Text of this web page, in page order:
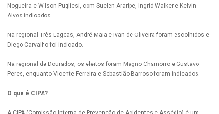
Nogueira e Wilson Pugliesi, com Suelen Araripe, Ingrid Walker e Kelvin
Alves indicados.
Na regional Três Lagoas, André Maia e Ivan de Oliveira foram escolhidos e
Diego Carvalho foi indicado.
Na regional de Dourados, os eleitos foram Magno Chamorro e Gustavo
Peres, enquanto Vicente Ferreira e Sebastião Barroso foram indicados.
O que é CIPA?
A CIPA (Comissão Interna de Prevenção de Acidentes e Assédio) é um